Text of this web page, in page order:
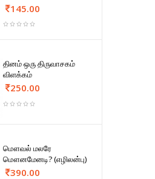
145.00
தினம் ஒரு திருவாசகம்
விளக்கம்
250.00
மௌவல் மலரே
மௌனமேனடி? (எழிலன்பு)
390.00